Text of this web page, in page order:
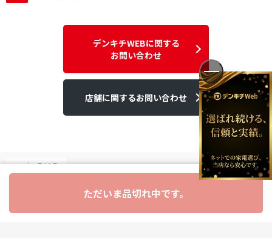
ただいま品切れ中です。
デンキチWEBに関する
お問い合わせ
店舗に関するお問い合わせ
デンキチはGMOグローバルサイン発行のSSL電子証明書を使用して